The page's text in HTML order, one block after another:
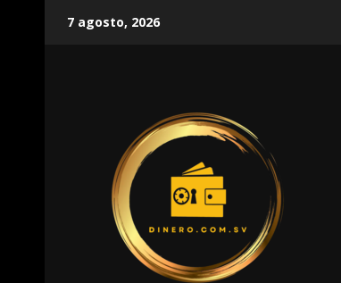
7 agosto, 2026